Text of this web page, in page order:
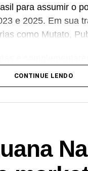
para assumir o
e 2025. Em sua
como Mutato,
o DNA da Cheil –
oferecemos para
criativa
serviços
CONTINUE LENDO